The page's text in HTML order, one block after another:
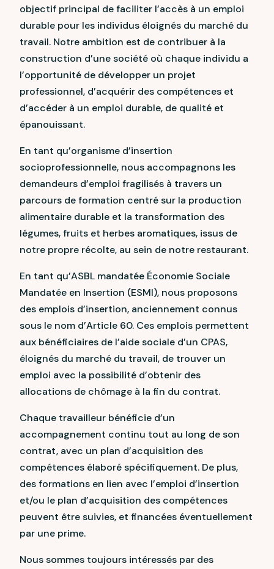
objectif principal de faciliter l’accès à un emploi
durable pour les individus éloignés du marché du
travail. Notre ambition est de contribuer à la
construction d’une société où chaque individu a
l’opportunité de développer un projet
professionnel, d’acquérir des compétences et
d’accéder à un emploi durable, de qualité et
épanouissant.
En tant qu’organisme d’insertion
socioprofessionnelle, nous accompagnons les
demandeurs d’emploi fragilisés à travers un
parcours de formation centré sur la production
alimentaire durable et la transformation des
légumes, fruits et herbes aromatiques, issus de
notre propre récolte, au sein de notre restaurant.
En tant qu’ASBL mandatée Économie Sociale
Mandatée en Insertion (ESMI), nous proposons
des emplois d’insertion, anciennement connus
sous le nom d’Article 60. Ces emplois permettent
aux bénéficiaires de l’aide sociale d’un CPAS,
éloignés du marché du travail, de trouver un
emploi avec la possibilité d’obtenir des
allocations de chômage à la fin du contrat.
Chaque travailleur bénéficie d’un
accompagnement continu tout au long de son
contrat, avec un plan d’acquisition des
compétences élaboré spécifiquement. De plus,
des formations en lien avec l’emploi d’insertion
et/ou le plan d’acquisition des compétences
peuvent être suivies, et financées éventuellement
par une prime.
Nous sommes toujours intéressés par des